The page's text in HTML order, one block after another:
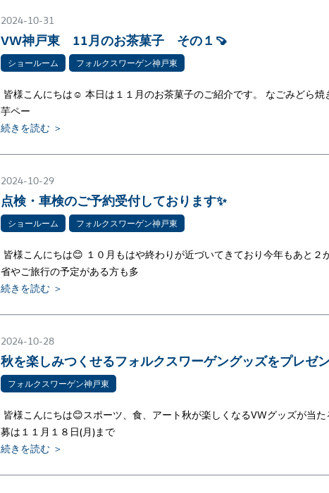
2024-10-31
VW神戸東 11月のお茶菓子 その１🍠
ショールーム フォルクスワーゲン神戸東
皆様こんにちは☺ 本日は１１月のお茶菓子のご紹介です。 なごみどら
芋ペー
続きを読む ＞
2024-10-29
点検・車検のご予約受付しております✨
ショールーム フォルクスワーゲン神戸東
皆様こんにちは😊 １０月もはや終わりが近づいてきており今年もあと２
省やご旅行の予定がある方も多
続きを読む ＞
2024-10-28
秋を楽しみつくせるフォルクスワーゲングッズをプレゼ
フォルクスワーゲン神戸東
皆様こんにちは😊スポーツ、食、アート秋が楽しくなるVWグッズが当
募は１１月１８日(月)まで
続きを読む ＞